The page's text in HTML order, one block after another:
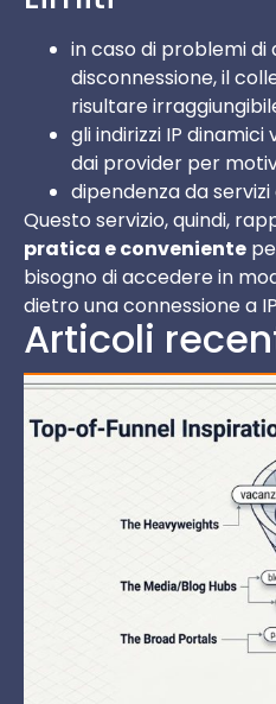
in caso di problemi
disconnessione, il
risultare
gli indirizzi IP
dai provider per
dipendenza da
Questo servizio, quindi,
pratica e conveniente
bisogno di accedere in
dietro una connessione a
Articoli